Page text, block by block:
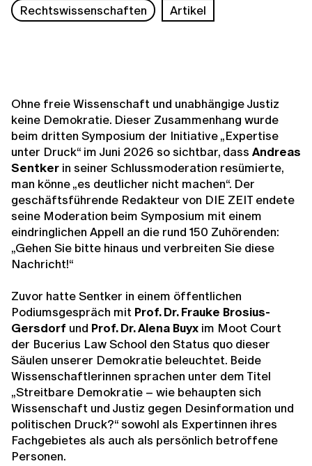
Rechtswissenschaften
Artikel
Ohne freie Wissenschaft und unabhängige Justiz
keine Demokratie. Dieser Zusammenhang wurde
beim dritten Symposium der Initiative „Expertise
unter Druck“ im Juni 2026 so sichtbar, dass Andreas
Sentker in seiner Schlussmoderation resümierte,
man könne „es deutlicher nicht machen“. Der
geschäftsführende Redakteur von DIE ZEIT endete
seine Moderation beim Symposium mit einem
eindringlichen Appell an die rund 150 Zuhörenden:
„Gehen Sie bitte hinaus und verbreiten Sie diese
Nachricht!“
Zuvor hatte Sentker in einem öffentlichen
Podiumsgespräch mit Prof. Dr. Frauke Brosius-
Gersdorf und Prof. Dr. Alena Buyx im Moot Court
der Bucerius Law School den Status quo dieser
Säulen unserer Demokratie beleuchtet. Beide
Wissenschaftlerinnen sprachen unter dem Titel
„Streitbare Demokratie – wie behaupten sich
Wissenschaft und Justiz gegen Desinformation und
politischen Druck?“ sowohl als Expertinnen ihres
Fachgebietes als auch als persönlich betroffene
Personen.